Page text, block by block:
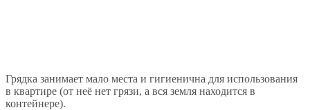
Грядка занимает мало места и гигиенична для использования
в квартире (от неё нет грязи, а вся земля находится в
контейнере).